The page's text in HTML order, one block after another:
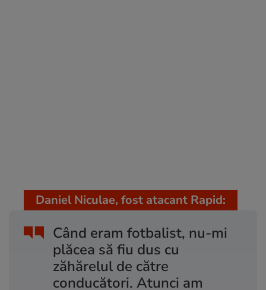
Când eram fotbalist, nu-mi
plăcea să fiu dus cu
zăhărelul de către
conducători. Atunci am
Daniel Niculae, fost atacant Rapid: